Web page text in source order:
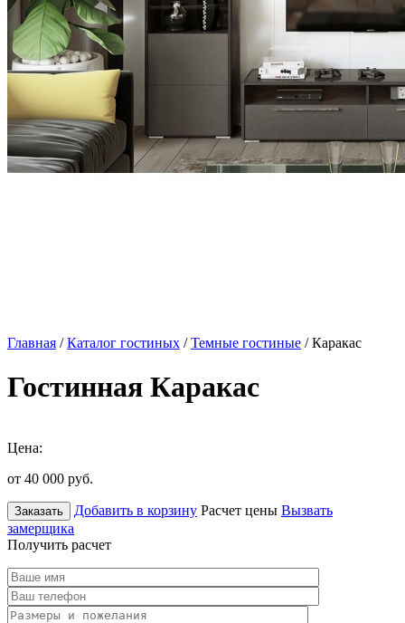
Главная /Каталог гостиных /Темные гостиные / Каракас
Гостинная Каракас
Цена:
от 40 000 руб.
Заказать Добавить в корзину Расчет цены Вызвать
замерщика
Получить расчет